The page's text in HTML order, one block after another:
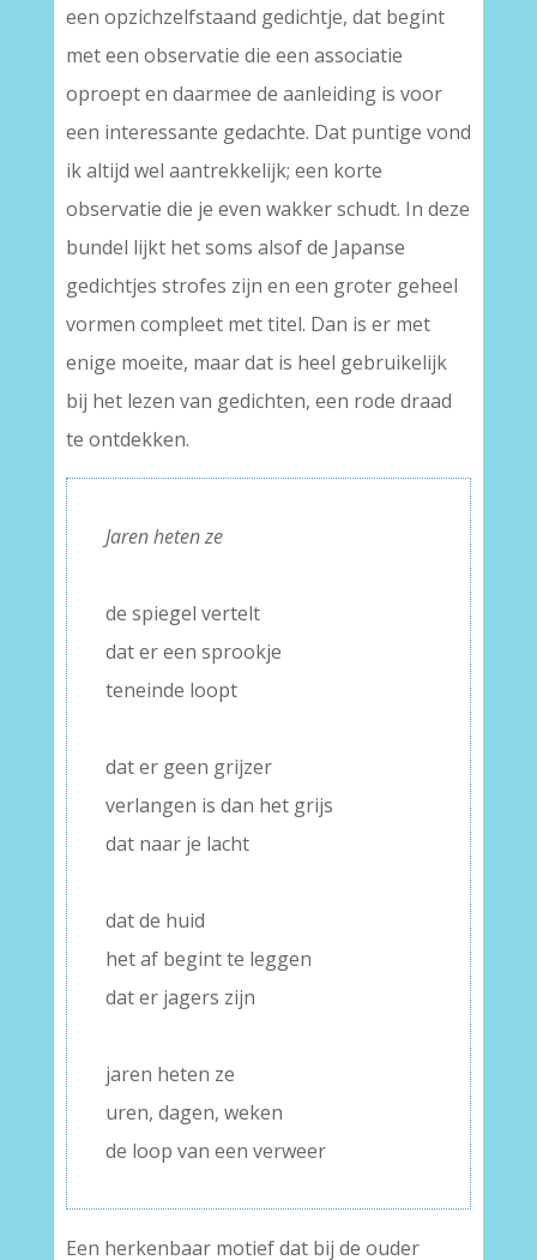
een opzichzelfstaand gedichtje, dat begint
met een observatie die een associatie
oproept en daarmee de aanleiding is voor
een interessante gedachte. Dat puntige vond
ik altijd wel aantrekkelijk; een korte
observatie die je even wakker schudt. In deze
bundel lijkt het soms alsof de Japanse
gedichtjes strofes zijn en een groter geheel
vormen compleet met titel. Dan is er met
enige moeite, maar dat is heel gebruikelijk
bij het lezen van gedichten, een rode draad
te ontdekken.
Jaren heten ze
de spiegel vertelt
dat er een sprookje
teneinde loopt
dat er geen grijzer
verlangen is dan het grijs
dat naar je lacht
dat de huid
het af begint te leggen
dat er jagers zijn
jaren heten ze
uren, dagen, weken
de loop van een verweer
Een herkenbaar motief dat bij de ouder